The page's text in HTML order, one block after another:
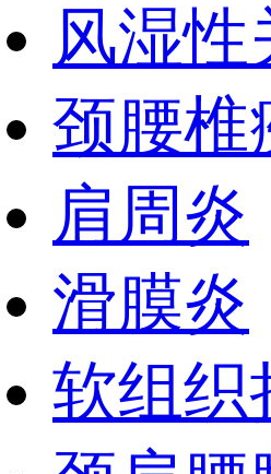
风湿性
颈腰椎
肩周炎
滑膜炎
软组织